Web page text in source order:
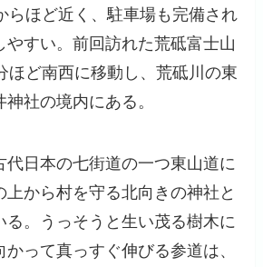
らほど近く、駐車場も完備され
やすい。前回訪れた荒砥富士山
ほど南西に移動し、荒砥川の東
社の境内にある。
日本の七街道の一つ東山道に
上から村を守る北向きの神社と
る。うっそうと生い茂る樹木に
って真っすぐ伸びる参道は、